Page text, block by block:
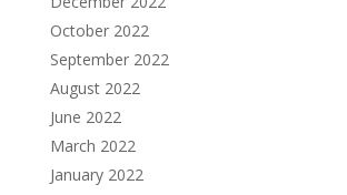
October 2022
September 2022
August 2022
June 2022
March 2022
January 2022